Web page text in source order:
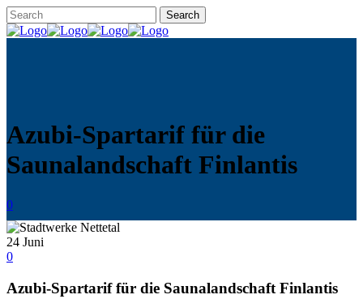
Azubi-Spartarif für die
Saunalandschaft Finlantis
0
24 Juni
0
Azubi-Spartarif für die Saunalandschaft Finlantis